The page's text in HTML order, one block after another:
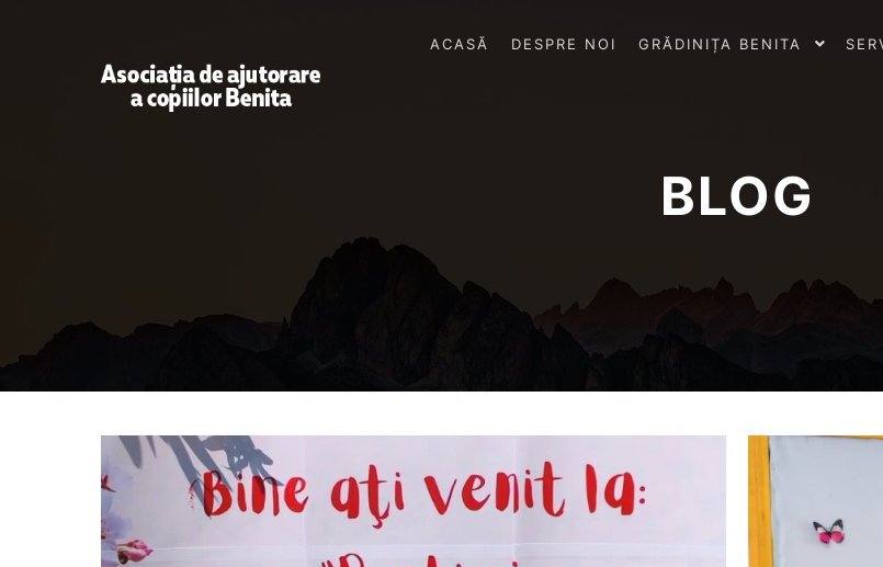
ACASĂ DESPRE NOI GRĂDINIȚA BENITA
BLOG